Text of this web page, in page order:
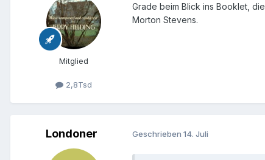
Mitglied
2,8Tsd
Grade beim Blick ins Booklet,
Morton Stevens.
Londoner Geschrieben 14. Juli